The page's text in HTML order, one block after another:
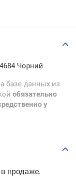
Чорний
базе данных из
обязательно
у
продаже.